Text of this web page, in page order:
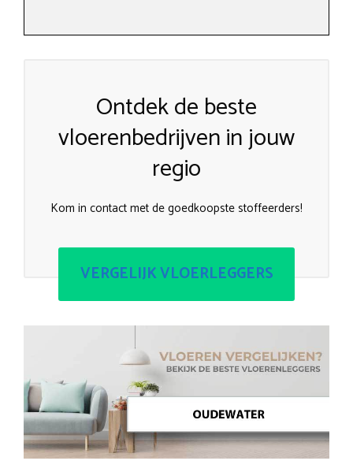
Ontdek de beste
vloerenbedrijven in jouw
regio
Kom in contact met de goedkoopste stoffeerders!
VERGELIJK VLOERLEGGERS